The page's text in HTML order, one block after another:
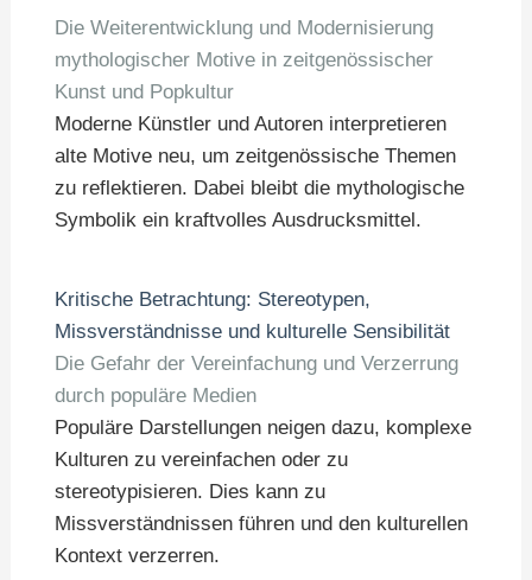
Die Weiterentwicklung und Modernisierung
mythologischer Motive in zeitgenössischer
Kunst und Popkultur
Moderne Künstler und Autoren interpretieren
alte Motive neu, um zeitgenössische Themen
zu reflektieren. Dabei bleibt die mythologische
Symbolik ein kraftvolles Ausdrucksmittel.
Kritische Betrachtung: Stereotypen,
Missverständnisse und kulturelle Sensibilität
Die Gefahr der Vereinfachung und Verzerrung
durch populäre Medien
Populäre Darstellungen neigen dazu, komplexe
Kulturen zu vereinfachen oder zu
stereotypisieren. Dies kann zu
Missverständnissen führen und den kulturellen
Kontext verzerren.